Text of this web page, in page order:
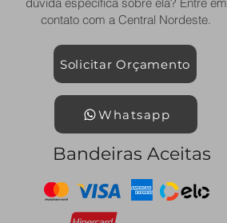
contato com a Central Nordeste.
Solicitar Orçamento
Whatsapp
Bandeiras Aceitas